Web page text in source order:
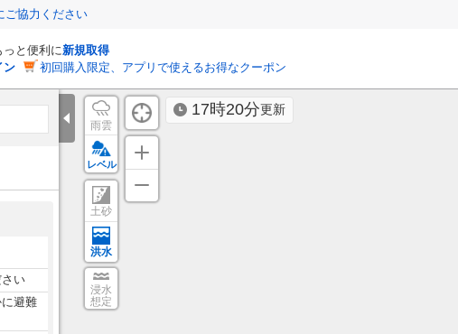
ご協力ください
っと便利に新規取得
ン
初回購入限定、アプリで使えるお得なクーポン
17時20分更新
雨雲
レベル
土砂
洪水
浸水
想定
い
避難